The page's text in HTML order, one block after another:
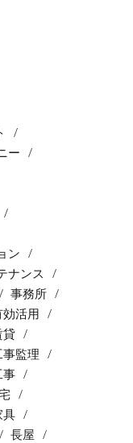
ー
ン
ナンス
事務所
活用
貸
事監理
事
具
長屋